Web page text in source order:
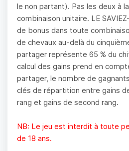
le non partant). Pas les deux à
combinaison unitaire. LE
de bonus dans toute
de chevaux au-delà du
partager représente 65 % du
calcul des gains prend en
partager, le nombre de
clés de répartition entre gains
rang et gains de second rang.
NB: Le jeu est interdit à toute
de 18 ans.